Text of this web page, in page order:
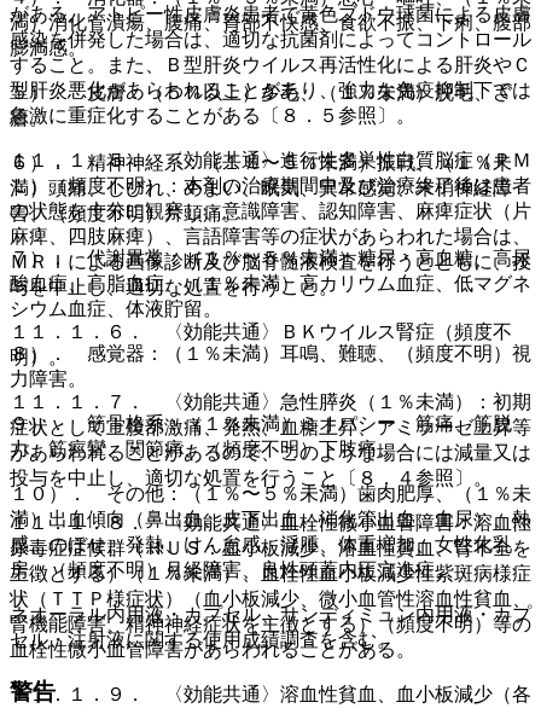
満）消化管潰瘍、腹痛、胃部不快感、食欲不振、下痢、腹部
膨満感。
５）． 皮膚：（５％以上）多毛、（１％未満）脱毛、ざ
瘡。
６）． 精神神経系：（１％〜５％未満）振戦、（１％未
満）頭痛、しびれ、めまい、眠気、異常感覚、末梢神経障
害、（頻度不明）片頭痛。
７）． 代謝異常：（１％〜５％未満）糖尿・高血糖、高尿
酸血症、高脂血症、（１％未満）高カリウム血症、低マグネ
シウム血症、体液貯留。
８）． 感覚器：（１％未満）耳鳴、難聴、（頻度不明）視
力障害。
９）． 筋骨格系：（１％未満）ミオパシー、筋痛、筋脱
力、筋痙攣、関節痛、（頻度不明）下肢痛。
１０）． その他：（１％〜５％未満）歯肉肥厚、（１％未
満）出血傾向（鼻出血、皮下出血、消化管出血、血尿）、熱
感、のぼせ、発熱、けん怠感、浮腫、体重増加、女性化乳
房、（頻度不明）月経障害、良性頭蓋内圧亢進症。
ネオーラル内用液・カプセル、サンディミュン内用液・カプ
セル・注射液に関する使用成績調査を含む。
警告
がある。アトピー性皮膚炎患者で黄色ブドウ球菌による皮膚
感染を併発した場合は、適切な抗菌剤によってコントロール
すること。また、Ｂ型肝炎ウイルス再活性化による肝炎やＣ
型肝炎悪化があらわれることがあり、強力な免疫抑制下では
急激に重症化することがある〔８．５参照〕。
１１．１．５． 〈効能共通〉進行性多巣性白質脳症（ＰＭ
Ｌ）（頻度不明）：本剤の治療期間中及び治療終了後は患者
の状態を十分に観察し、意識障害、認知障害、麻痺症状（片
麻痺、四肢麻痺）、言語障害等の症状があらわれた場合は、
ＭＲＩによる画像診断及び脳脊髄液検査を行うとともに、投
与を中止し、適切な処置を行うこと。
１１．１．６． 〈効能共通〉ＢＫウイルス腎症（頻度不
明）。
１１．１．７． 〈効能共通〉急性膵炎（１％未満）：初期
症状として上腹部激痛、発熱、血糖上昇、アミラーゼ上昇等
があらわれることがあるので、このような場合には減量又は
投与を中止し、適切な処置を行うこと〔８．４参照〕。
１１．１．８． 〈効能共通〉血栓性微小血管障害：溶血性
尿毒症症候群（ＨＵＳ：血小板減少、溶血性貧血、腎不全を
主徴とする）（１％未満）、血栓性血小板減少性紫斑病様症
状（ＴＴＰ様症状）（血小板減少、微小血管性溶血性貧血、
腎機能障害、精神神経症状を主徴とする）（頻度不明）等の
血栓性微小血管障害があらわれることがある。
１１．１．９． 〈効能共通〉溶血性貧血、血小板減少（各